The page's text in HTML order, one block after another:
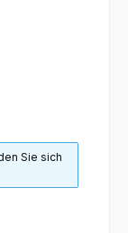
Sie sich